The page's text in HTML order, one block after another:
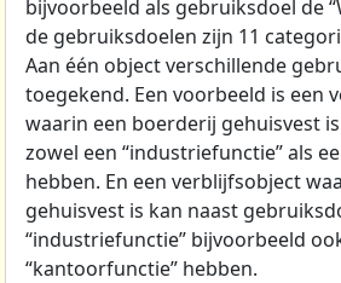
bijvoorbeeld als gebruiksdoel de
de gebruiksdoelen zijn 11
Aan één object verschillende
toegekend. Een voorbeeld is een
waarin een boerderij gehuisvest
zowel een “industriefunctie” als
hebben. En een verblijfsobject
gehuisvest is kan naast
“industriefunctie” bijvoorbeeld
“kantoorfunctie” hebben.